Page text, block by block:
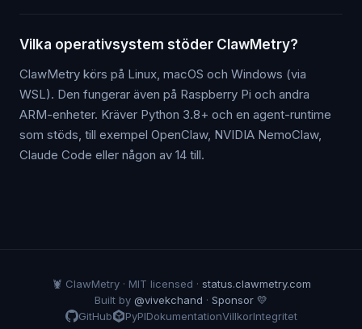
Vilka operativsystem stöder ClawMetry?
ClawMetry körs på Linux, macOS och Windows (via
WSL). Den fungerar även på Raspberry Pi och andra
ARM-enheter. Kräver Python 3.8+ och en agent-runtime
som stöds, till exempel OpenClaw, NVIDIA NemoClaw,
Claude Code eller någon av 14 till.
🦞 ClawMetry · MIT licensed · status.clawmetry.com
Built by @vivekchand · Sponsor 💛
GitHub
PyPIDokumentationVillkorIntegritet